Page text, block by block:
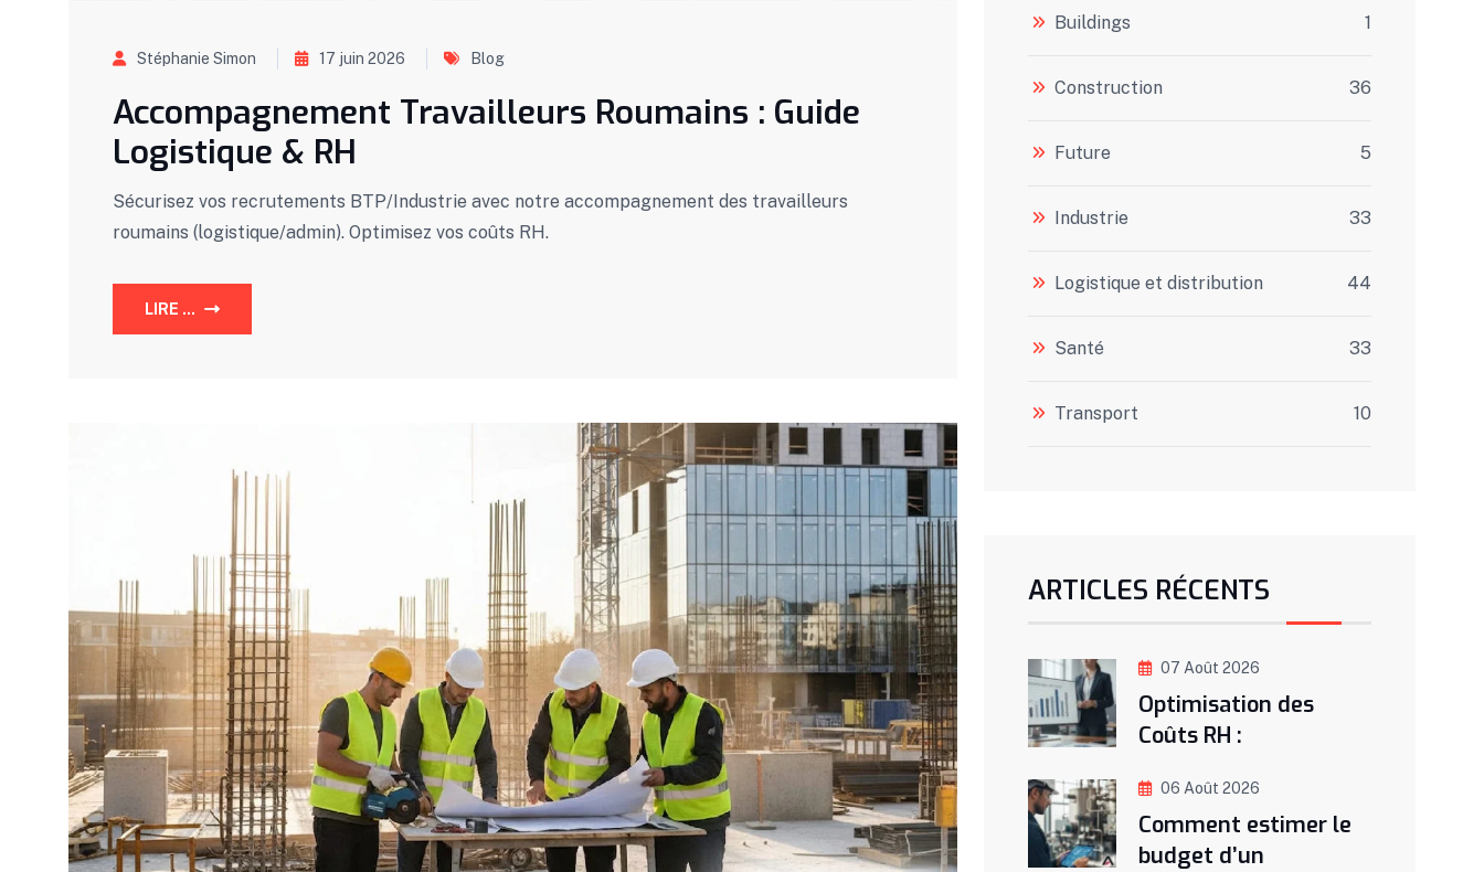
Stéphanie Simon 17 juin 2026 Blog
Accompagnement Travailleurs Roumains : Guide
Logistique & RH
Sécurisez vos recrutements BTP/Industrie avec notre accompagnement des travailleurs
roumains (logistique/admin). Optimisez vos coûts RH.
LIRE ...
Buildings 1
Construction 36
Future 5
Industrie 33
Logistique et distribution 44
Santé 33
Transport 10
ARTICLES RÉCENTS
07 Août 2026
Optimisation des
Coûts RH :
06 Août 2026
Comment estimer le
budget d’un